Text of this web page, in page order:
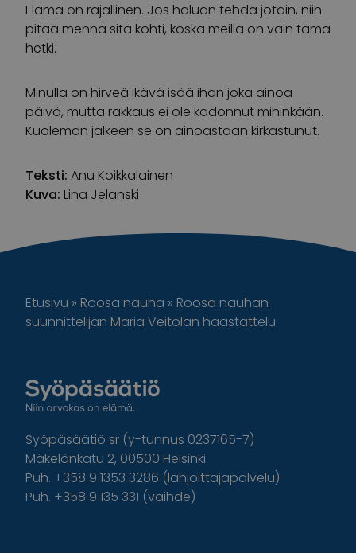
Elämä on rajallinen. Jos haluan tehdä jotain, niin
pitää mennä sitä kohti, koska meillä on vain tämä
hetki.
Minulla on hirveä ikävä isää ihan joka ainoa
päivä, mutta rakkaus ei ole kadonnut mihinkään.
Kuoleman jälkeen se on ainoastaan kirkastunut.
Teksti: Anu Koikkalainen
Kuva: Lina Jelanski
Etusivu » Roosa nauha » Roosa nauhan
suunnittelijan Maria Veitolan haastattelu
Syöpäsäätiö sr (y-tunnus 0237165-7)
Mäkelänkatu 2, 00500 Helsinki
Puh. +358 9 1353 3286 (lahjoittajapalvelu)
Puh. +358 9 135 331 (vaihde)